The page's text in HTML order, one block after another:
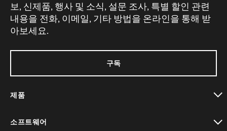
보, 신제품, 행사 및 소식, 설문 조사, 특별 할인 관련
내용을 전화, 이메일, 기타 방법을 온라인을 통해 받
아보세요.
구독
제품
소프트웨어